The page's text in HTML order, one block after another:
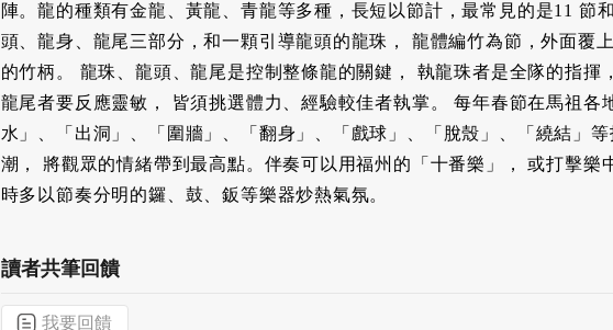
陣。龍的種類有金龍、黃龍、青龍等多種，長短以節計，最常見的是11 節
頭、龍身、龍尾三部分，和一顆引導龍頭的龍珠， 龍體編竹為節，外面覆
的竹柄。 龍珠、龍頭、龍尾是控制整條龍的關鍵， 執龍珠者是全隊的指揮
龍尾者要反應靈敏， 皆須挑選體力、經驗較佳者執掌。 每年春節在馬祖各
水」、「出洞」、「圍牆」、「翻身」、「戲球」、「脫殼」、「繞結」
潮， 將觀眾的情緒帶到最高點。伴奏可以用福州的「十番樂」， 或打擊樂
時多以節奏分明的鑼、鼓、鈑等樂器炒熱氣氛。
讀者共筆回饋
我要回饋